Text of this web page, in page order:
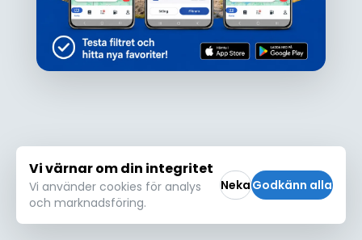
Vi värnar om din integritet
Vi använder cookies för analys
och marknadsföring.
NekaGodkänn alla